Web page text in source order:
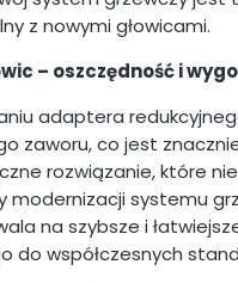
z nowymi głowicami.
– oszczędność i
adaptera
zaworu, co jest
rozwiązanie, które
modernizacji systemu
na szybsze i
do współczesnych